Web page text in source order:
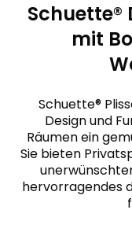
Schuette®
mit
Schuette®
Design und
Räumen ein
Sie bieten
hervorragendes